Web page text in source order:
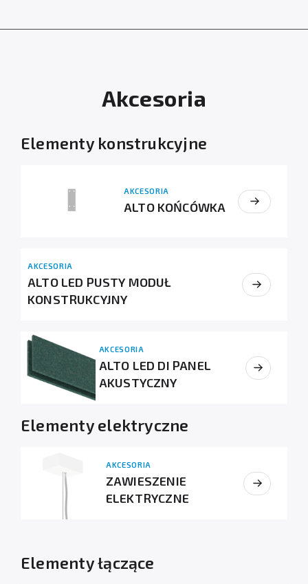
Akcesoria
Elementy konstrukcyjne
AKCESORIA
ALTO KOŃCÓWKA
AKCESORIA
ALTO LED PUSTY MODUŁ
KONSTRUKCYJNY
AKCESORIA
ALTO LED DI PANEL
AKUSTYCZNY
Elementy elektryczne
AKCESORIA
ZAWIESZENIE
ELEKTRYCZNE
Elementy łączące